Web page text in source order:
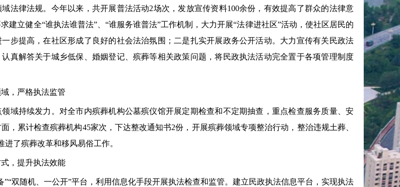
法律法规。今年以来，共开展普法活动2场次，发放宣传资料100余份，有效提高了群众的法律意
建立健全“谁执法谁普法”、“谁服务谁普法”工作机制，大力开展“法律进社区”活动，使社区居民的
步提高，在社区形成了良好的社会法治氛围；二是扎实开展政务公开活动。大力宣传有关民政法
真解答关于城乡低保、婚姻登记、殡葬等相关政策问题，将民政执法活动完全置于各项管理制度
，严格执法监管
持续发力。对全市内殡葬机构公墓殡仪馆开展定期检查和不定期抽查，重点检查服务质量、安
，累计检查殡葬机构45家次，下达整改通知书2份，开展殡葬领域专项整治行动，整治违规土葬、
进了殡葬改革和移风易俗工作。
，提升执法效能
双随机、一公开”平台，利用信息化手段开展执法检查和监管。建立民政执法信息平台，实现执法